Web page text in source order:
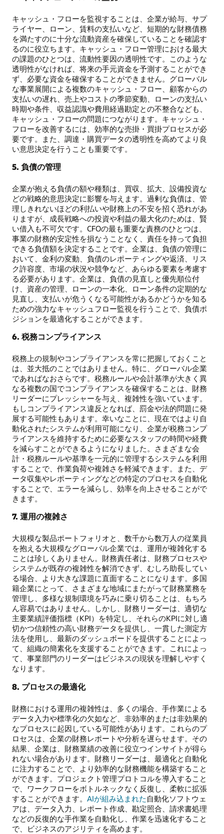
キャッシュ・フローを監視することは、企業が給与、サプ
ライヤー、ローン、賃料の支払いなど、短期的な財務債務
を満たすのに十分な流動資産を確保していることを確認す
るのに役立ちます。キャッシュ・フロー管理における最大
の課題のひとつは、流動性要因の透明性です。このような
透明性がなければ、将来の手元資金を予測することができ
ず、必要な資金を確保することができません。グローバル
な事業展開による複数のキャッシュ・フロー、顧客からの
支払いの遅れ、売上やコストの季節変動、ローンの支払い
時期や条件、収益認識や費用経過勘定との不整合なども、
キャッシュ・フローの問題につながります。キャッシュ・
フローを改善するには、効率的な売掛・買掛プロセスが必
要です。また、調達・購買データの透明性を高めてより良
い意思決定を行うことも重要です。
5. 負債の管理
企業が抱える負債の額や種類は、買収、拡大、設備投資な
どの戦略的意思決定に影響を与えます。過剰な負債は、管
理しきれないほどの利払いや財務上の不安を招く恐れがあ
りますが、成長戦略への投資や利益の最大化のためは、賢
い借入も不可欠です。CFOの最も重要な責務のひとつは、
事業の財務的安定性を損なうことなく、責任を持って負担
できる負債額を決定することです。企業は、負債の管理に
おいて、金利の変動、負債のレポーティングや返済、リス
ク許容度、市場の状況や競争など、あらゆる要素を考慮す
る必要があります。企業は、負債の見直しと優先順位付
け、資産の管理、ローンの一本化、ローン条件の定期的な
見直し、支払いが危うくなる可能性があるかどうかを知る
ための強力なキャッシュフロー監視を行うことで、負債ポ
ジションを最適化することができます。
6. 税務コンプライアンス
税務上の規制やコンプライアンスを常に把握しておくこと
は、並大抵のことではありません。特に、グローバル企業
であればなおさらです。税務ルールや会計基準が大きく異
なる複数の国でコンプライアンスを確保することは、財務
リーダーにプレッシャーを与え、複雑性を強いています。
もしコンプライアンス違反となれば、罰金や法的問題に発
展する可能性もあります。幸いなことに、現在ではより自
動化されたシステムが利用可能になり、企業が税務コンプ
ライアンスを維持するために必要なスタッフの時間や経費
を減らすことができるようになりました。さまざまな会
計・税務ルールや基準を一元的に管理するシステムを利用
することで、作業負荷や複雑さを軽減できます。また、デ
ータ収集やレポーティングなどの特定のプロセスを自動化
することで、エラーを減らし、効率を向上させることがで
きます。
7. 運用の複雑さ
大規模な製品ポートフォリオと、数千から数万人の従業員
を抱える大規模なグローバル企業では、運用が複雑化する
ことは珍しくありません。財務責任者は、財務プロセスや
システムが既存の複雑性を解消できず、むしろ助長してい
る場合、より大きな課題に直面することになります。多国
籍企業にとって、さまざまな地域にまたがって財務業務を
管理し、多様な規制環境を巧みに乗り切ることは、もちろ
ん容易ではありません。しかし、財務リーダーは、適切な
主要業績評価指標（KPI）を特定し、それらのKPIに対し適
切かつ信頼性の高い財務データを提供し、一貫した測定方
法を使用し、最新のダッシュボードを提供することによっ
て、組織の簡素化を支援することができます。これによっ
て、事業部門のリーダーはビジネスの現状を理解しやすく
なります。
8. プロセスの最適化
財務における運用の複雑性は、多くの場合、手作業による
データ入力や標準化の欠如など、非効率的または非効果的
なプロセスに起因している可能性があります。これらのプ
ロセスは、企業の財務レポートや分析を遅らせます。その
結果、企業は、財務業績の改善に役立つインサイトが得ら
れない場合があります。財務リーダーは、最適化と自動化
に注力することで、より効率的な財務機能を構築すること
ができます。プロジェクト管理プロトコルを導入すること
で、ワークフローをボトルネックなく反復し、柔軟に拡張
することができます。 AIが組み込まれた 自動化ソフトウェ
アは、データ入力、レポート作成、勘定照合、請求書処理
などの反復的な手作業を自動化し、作業を迅速化すること
で、ビジネスのアジリティを高めます。